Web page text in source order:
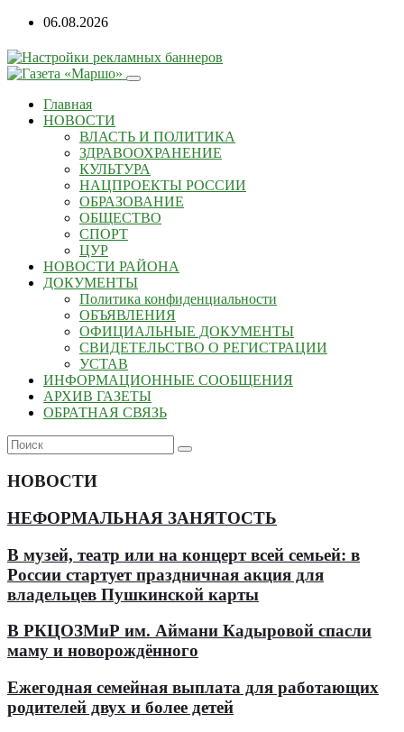
Перейти
содержанию
06.08.2026
Главная
НОВОСТИ
ВЛАСТЬ И ПОЛИТИКА
ЗДРАВООХРАНЕНИЕ
КУЛЬТУРА
НАЦПРОЕКТЫ РОССИИ
ОБРАЗОВАНИЕ
ОБЩЕСТВО
СПОРТ
ЦУР
НОВОСТИ РАЙОНА
ДОКУМЕНТЫ
Политика конфиденциальности
ОБЪЯВЛЕНИЯ
ОФИЦИАЛЬНЫЕ ДОКУМЕНТЫ
СВИДЕТЕЛЬСТВО О РЕГИСТРАЦИИ
УСТАВ
ИНФОРМАЦИОННЫЕ СООБЩЕНИЯ
АРХИВ ГАЗЕТЫ
ОБРАТНАЯ СВЯЗЬ
НОВОСТИ
НЕФОРМАЛЬНАЯ ЗАНЯТОСТЬ
В музей, театр или на концерт всей семьей: в
России стартует праздничная акция для
владельцев Пушкинской карты
В РКЦОЗМиР им. Аймани Кадыровой спасли
маму и новорождённого
Ежегодная семейная выплата для работающих
родителей двух и более детей